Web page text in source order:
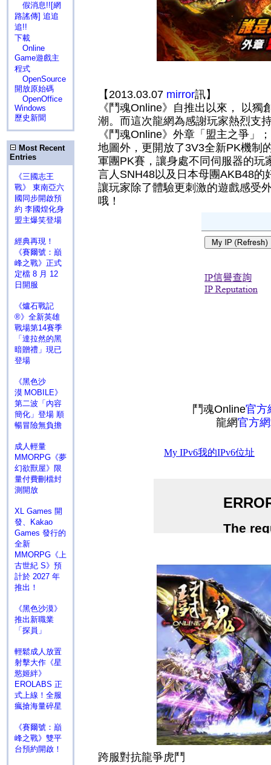
假消息!![網
路謠傳] 追追
追!!
下載
Online
Game遊戲主
程式
OpenSource
開放原始碼
OpenOffice
Windows
歷史新聞
Most Recent
Entries
《三國志王
戰》 東南亞六
國同步開啟預
約 李國煌化身
盟主爆笑登場
經典再現！
《賽爾號：巔
峰之戰》正式
定檔 8 月 12
日開服
《爐石戰記
®》全新英雄
戰場第14賽季
「達拉然的黑
暗贈禮」現已
登場
《黑色沙
漠 MOBILE》
第二波「內容
簡化」登場 順
暢冒險無負擔
成人輕量
MMORPG《夢
幻欲獸屋》限
量付費刪檔封
測開放
XL Games 開
發、Kakao
Games 發行的
全新
MMORPG《上
古世紀 S》預
計於 2027 年
推出！
《黑色沙漠》
推出新職業
「探員」
輕鬆成人放置
射擊大作《星
慾姬絆》
EROLABS 正
式上線！全服
瘋搶海量碎星
《賽爾號：巔
峰之戰》雙平
台預約開啟！
【2013.03.07 mirror訊】
《鬥魂Online》自推出以來， 以
潮。而這次龍網為感謝玩家熱烈支
《鬥魂Online》外章「盟主之爭」
地圖外，更開放了3V3全新PK機制
軍團PK賽，讓身處不同伺服器的玩
言人SNH48以及日本母團AKB48的
讓玩家除了體驗更刺激的遊戲感受
哦！
鬥魂Online官方
龍網官方
跨服對抗龍爭虎鬥